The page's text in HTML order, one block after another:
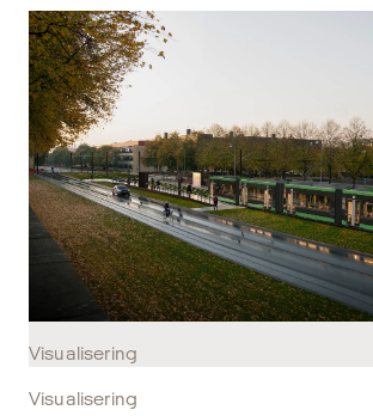
Visualisering
Visualisering